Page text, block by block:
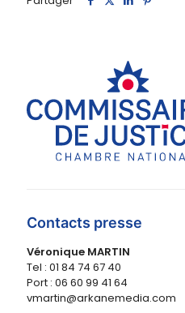
Contacts presse
Véronique MARTIN
Tel : 01 84 74 67 40
Port : 06 60 99 41 64
vmartin@arkanemedia.com